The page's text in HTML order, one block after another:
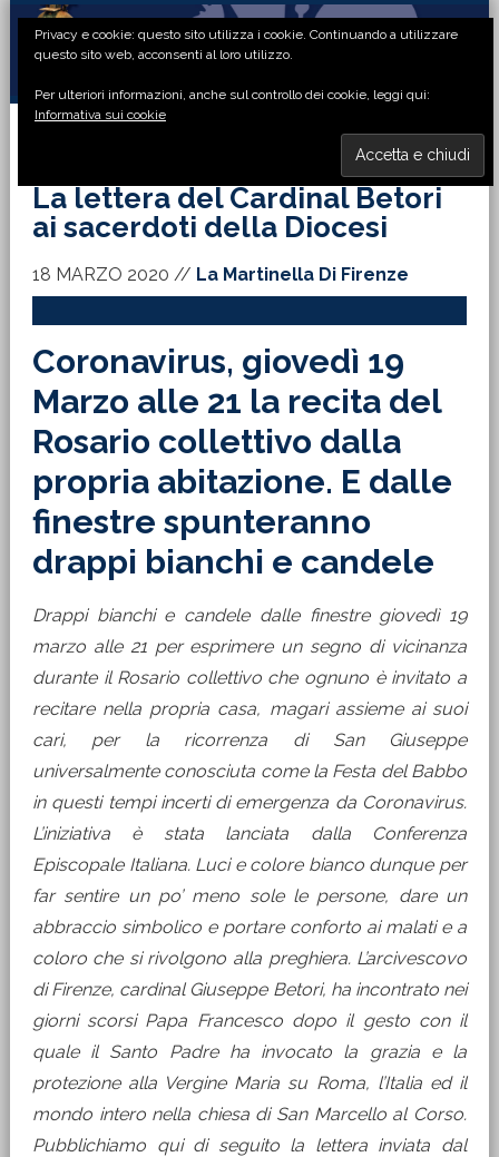
Passa
primaria
Passa
principale
Passa
laterale
Passa
di
La lettera del Cardinal Betori
ai sacerdoti della Diocesi
18 MARZO 2020 // La Martinella Di Firenze
Coronavirus, giovedì 19
Marzo alle 21 la recita del
Rosario collettivo dalla
propria abitazione. E dalle
finestre spunteranno
drappi bianchi e candele
Drappi bianchi e candele dalle finestre giovedì 19
marzo alle 21 per esprimere un segno di vicinanza
durante il Rosario collettivo che ognuno è invitato a
recitare nella propria casa, magari assieme ai suoi
cari, per la ricorrenza di San Giuseppe
universalmente conosciuta come la Festa del Babbo
in questi tempi incerti di emergenza da Coronavirus.
L’iniziativa è stata lanciata dalla Conferenza
Episcopale Italiana. Luci e colore bianco dunque per
far sentire un po’ meno sole le persone, dare un
abbraccio simbolico e portare conforto ai malati e a
coloro che si rivolgono alla preghiera. L’arcivescovo
di Firenze, cardinal Giuseppe Betori, ha incontrato nei
giorni scorsi Papa Francesco dopo il gesto con il
quale il Santo Padre ha invocato la grazia e la
protezione alla Vergine Maria su Roma, l’Italia ed il
mondo intero nella chiesa di San Marcello al Corso.
Pubblichiamo qui di seguito la lettera inviata dal
Privacy e cookie: questo sito utilizza i cookie. Continuando a utilizzare
questo sito web, acconsenti al loro utilizzo.
Per ulteriori informazioni, anche sul controllo dei cookie, leggi qui:
Informativa sui cookie